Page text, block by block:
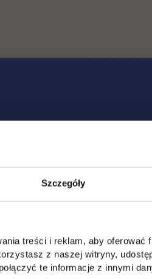
Szczegóły
treści i reklam, aby oferować
z naszej witryny,
te informacje z innymi